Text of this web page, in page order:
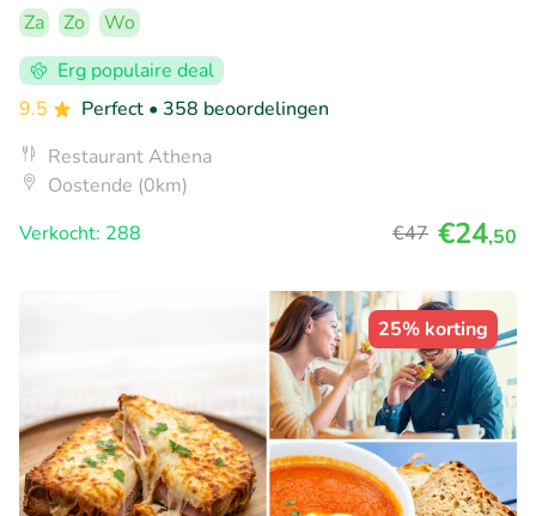
Za Zo
Wo
Erg populaire deal
9.5
Perfect • 358 beoordelingen
Restaurant Athena
Oostende (0km)
Verkocht: 288
€47 €24,50
25% korting